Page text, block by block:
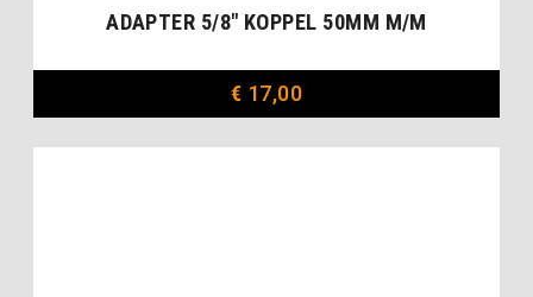
ADAPTER 5/8″ KOPPEL 50MM M/M
€ 17,00